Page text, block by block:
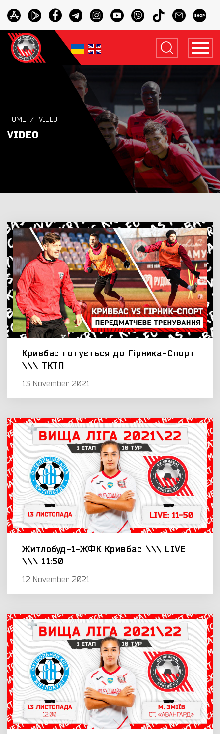
HOME VIDEO
VIDEO
Кривбас готується до Гірника-Спорт
\\\ ТКТП
13 November 2021
Житлобуд-1-ЖФК Кривбас \\\ LIVE
\\\ 11:50
12 November 2021